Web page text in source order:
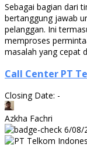
Sebagai bagian dari
bertanggung jawab
pelanggan. Ini
memproses
masalah yang cepat
Call Center PT
Closing Date: -
Azkha Fachri
6/08/